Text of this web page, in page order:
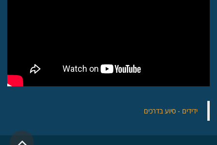
‏ידידים - סיוע בדרכים